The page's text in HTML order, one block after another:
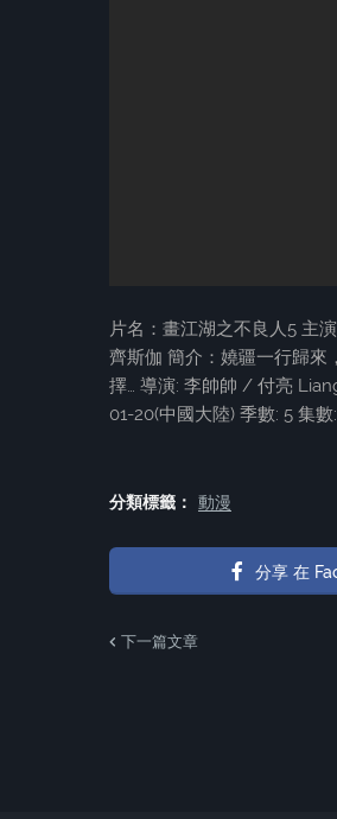
片名：畫江湖之不良人5
齊斯伽 簡介：嬈疆一行歸來
擇… 導演: 李帥帥 / 付亮
01-20(中國大陸) 季數: 5 集
分類標籤： 動漫
分享 在
下一篇文章